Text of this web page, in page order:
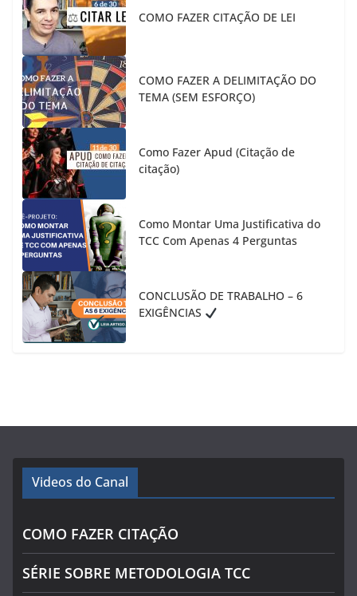
COMO FAZER CITAÇÃO DE LEI
COMO FAZER A DELIMITAÇÃO DO
TEMA (SEM ESFORÇO)
Como Fazer Apud (Citação de
citação)
Como Montar Uma Justificativa do
TCC Com Apenas 4 Perguntas
CONCLUSÃO DE TRABALHO – 6
EXIGÊNCIAS
Videos do Canal
COMO FAZER CITAÇÃO
SÉRIE SOBRE METODOLOGIA TCC